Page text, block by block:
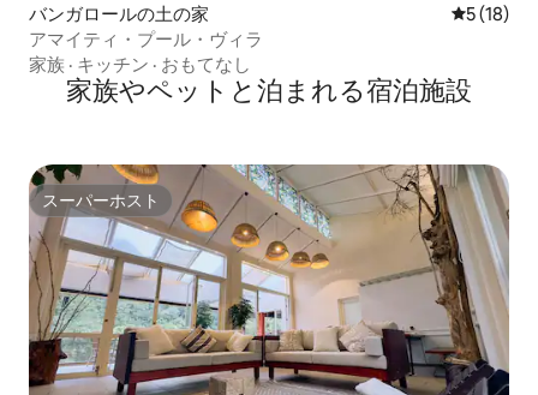
バンガロールの土の家 レビュー
5 (18)
アマイティ・プール・ヴィラ
家族 · キッチン · おもてなし
家族やペットと泊まれる宿泊施設
スーパーホスト
スーパーホスト